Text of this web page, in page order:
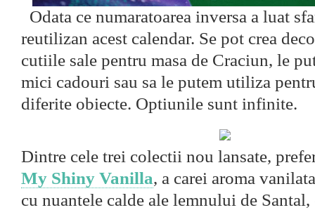
Odata ce numaratoarea inversa a luat
reutilizan acest calendar. Se pot crea
cutiile sale pentru masa de Craciun, le
mici cadouri sau sa le putem utiliza
diferite obiecte. Optiunile sunt infinite.
Dintre cele trei colectii nou lansate,
My Shiny Vanilla, a carei aroma
cu nuantele calde ale lemnului de